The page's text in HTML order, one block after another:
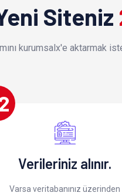
Siteniz
kurumsalx'e aktarmak
Verileriniz alınır.
Varsa veritabanınız üzerinden